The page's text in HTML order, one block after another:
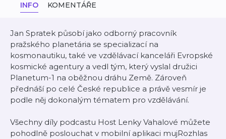
INFO KOMENTÁŘE
Jan Spratek působí jako odborný pracovník
pražského planetária se specializací na
kosmonautiku, také ve vzdělávací kanceláři Evropské
kosmické agentury a vedl tým, který vyslal družici
Planetum-1 na oběžnou dráhu Země. Zároveň
přednáší po celé České republice a právě vesmír je
podle něj dokonalým tématem pro vzdělávání.
Všechny díly podcastu Host Lenky Vahalové můžete
pohodlně poslouchat v mobilní aplikaci mujRozhlas